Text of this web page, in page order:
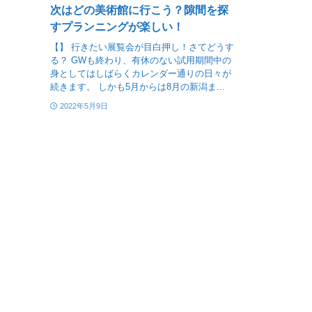
次はどの美術館に行こう？隙間を探
すプランニングが楽しい！
【】 行きたい展覧会が目白押し！さてどうす
る？ GWも終わり、有休のない試用期間中の
身としてはしばらくカレンダー通りの日々が
続きます。 しかも5月からは8月の新潟ま...
2022年5月9日